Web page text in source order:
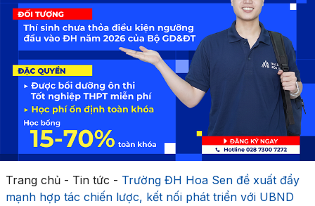
Trang chủ- Tin tức - Trường ĐH Hoa Sen đề xuất đẩy
mạnh hợp tác chiến lược, kết nối phát triển với UBND